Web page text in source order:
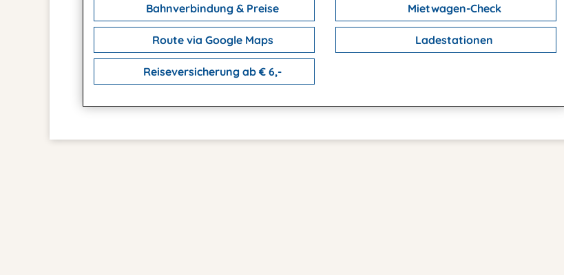
Bahnverbindung & Preise Mietwagen-Check
Route via Google Maps Ladestationen
Reiseversicherung ab € 6,-